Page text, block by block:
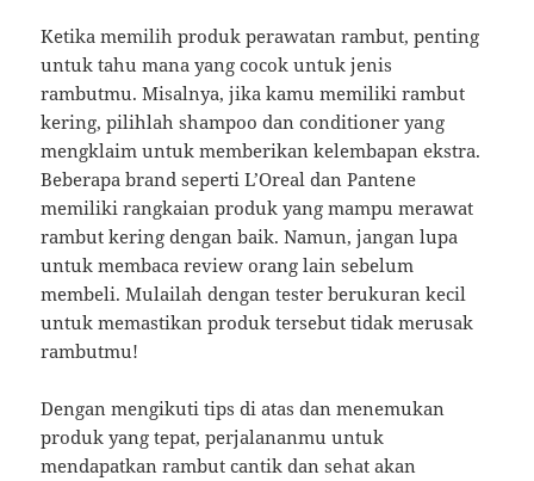
Ketika memilih produk perawatan rambut, penting
untuk tahu mana yang cocok untuk jenis
rambutmu. Misalnya, jika kamu memiliki rambut
kering, pilihlah shampoo dan conditioner yang
mengklaim untuk memberikan kelembapan ekstra.
Beberapa brand seperti L’Oreal dan Pantene
memiliki rangkaian produk yang mampu merawat
rambut kering dengan baik. Namun, jangan lupa
untuk membaca review orang lain sebelum
membeli. Mulailah dengan tester berukuran kecil
untuk memastikan produk tersebut tidak merusak
rambutmu!
Dengan mengikuti tips di atas dan menemukan
produk yang tepat, perjalananmu untuk
mendapatkan rambut cantik dan sehat akan